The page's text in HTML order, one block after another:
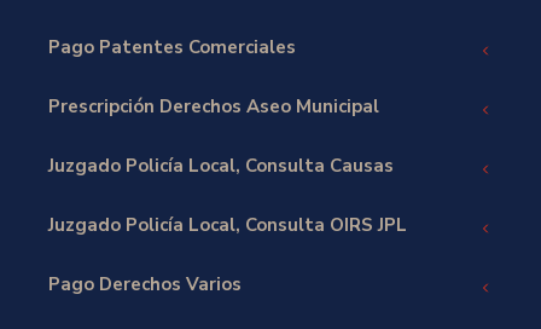
Pago Patentes Comerciales
Prescripción Derechos Aseo Municipal
Juzgado Policía Local, Consulta Causas
Juzgado Policía Local, Consulta OIRS JPL
Pago Derechos Varios